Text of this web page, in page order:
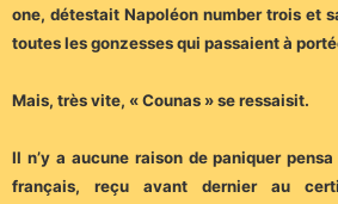
one, détestait Napoléon number trois et
toutes les gonzesses qui passaient à
Mais, très vite, « Counas » se ressaisit.
Il n’y a aucune raison de paniquer
français, reçu avant dernier au